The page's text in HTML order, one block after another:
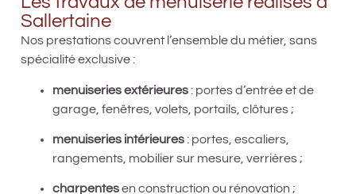
Sallertaine
Nos prestations couvrent l’ensemble du métier, sans
spécialité exclusive :
menuiseries extérieures: portes d’entrée et de
garage, fenêtres, volets, portails, clôtures ;
menuiseries intérieures: portes, escaliers,
rangements, mobilier sur mesure, verrières ;
charpentesen construction ou rénovation ;